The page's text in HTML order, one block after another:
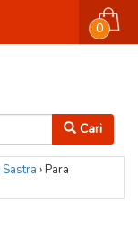
Cari
0
Sastra ›Para